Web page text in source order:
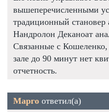
вышеперечисленными
традиционный становер
Нандролон Деканоат
Связанные с Кошеленко,
зале до 90 минут нет
отчетность.
Марго ответил(а)